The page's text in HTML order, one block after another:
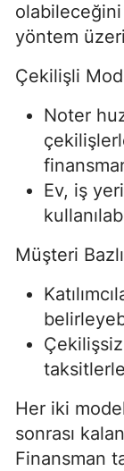
yöntem
Çekilişli
Noter
Ev, iş
Müşteri
Her iki
sonrası
Finansman